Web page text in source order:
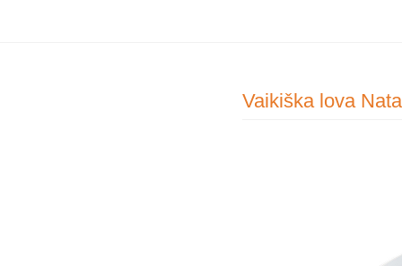
Vaikiška lova